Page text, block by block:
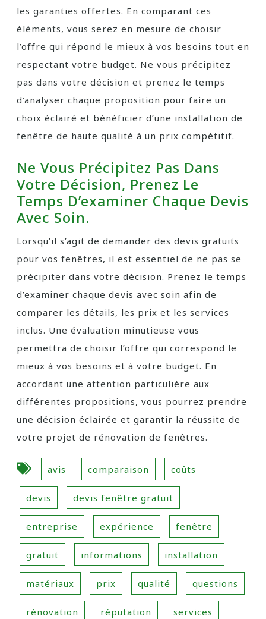
les garanties offertes. En comparant ces
éléments, vous serez en mesure de choisir
l’offre qui répond le mieux à vos besoins tout en
respectant votre budget. Ne vous précipitez
pas dans votre décision et prenez le temps
d’analyser chaque proposition pour faire un
choix éclairé et bénéficier d’une installation de
fenêtre de haute qualité à un prix compétitif.
Ne Vous Précipitez Pas Dans
Votre Décision, Prenez Le
Temps D’examiner Chaque Devis
Avec Soin.
Lorsqu’il s’agit de demander des devis gratuits
pour vos fenêtres, il est essentiel de ne pas se
précipiter dans votre décision. Prenez le temps
d’examiner chaque devis avec soin afin de
comparer les détails, les prix et les services
inclus. Une évaluation minutieuse vous
permettra de choisir l’offre qui correspond le
mieux à vos besoins et à votre budget. En
accordant une attention particulière aux
différentes propositions, vous pourrez prendre
une décision éclairée et garantir la réussite de
votre projet de rénovation de fenêtres.
avis comparaison coûts
devis devis fenêtre gratuit
entreprise expérience fenêtre
gratuit informations installation
matériaux prix qualité questions
rénovation réputation services